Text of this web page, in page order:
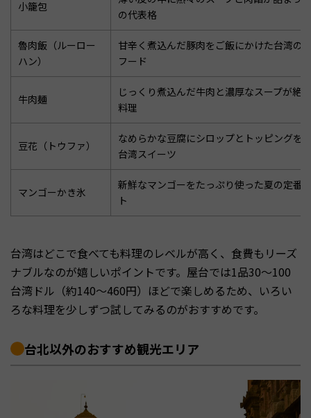
小籠包
の代表格
魯肉飯（ルーロー
ハン）
甘辛く煮込んだ豚肉をご飯にかけた台湾の
フード
牛肉麺
じっくり煮込んだ牛肉と濃厚なスープが絶
料理
豆花（トウファ）
なめらかな豆腐にシロップとトッピングを
台湾スイーツ
マンゴーかき氷
新鮮なマンゴーをたっぷり使った夏の定番
ト
台湾はどこで食べても料理のレベルが高く、食費もリーズ
ナブルなのが嬉しいポイントです。屋台では1品30〜100
台湾ドル（約140〜460円）ほどで楽しめるため、いろい
ろな料理を少しずつ試してみるのがおすすめです。
台北以外のおすすめ観光エリア